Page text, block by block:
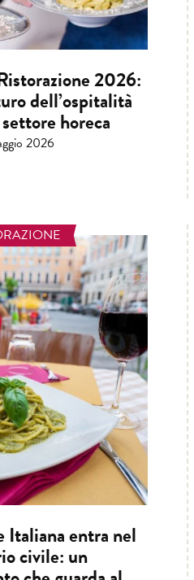
2026:
dell’ospitalità
horeca
2026
Italiana entra nel
civile: un